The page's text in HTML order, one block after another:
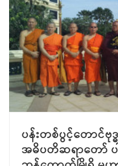
ပန်းတစ်ပွင့်တောင်ဗု
အဓိပတိဆရာတော် ပ